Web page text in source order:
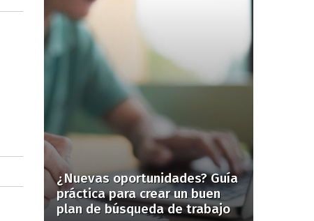
¿Nuevas oportunidades? Guía
práctica para crear un buen
plan de búsqueda de trabajo